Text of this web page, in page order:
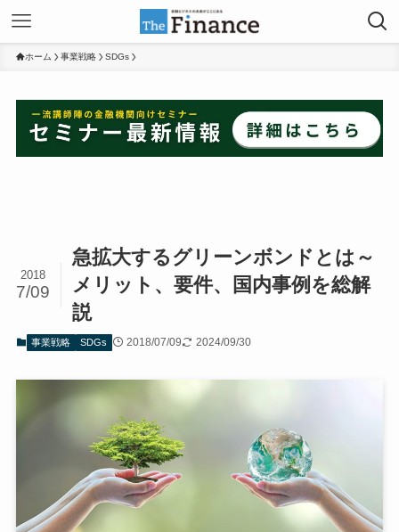
ホーム 事業戦略 SDGs
急拡大するグリーンボンドとは～
メリット、要件、国内事例を総解
説
2018
7/09
事業戦略 SDGs 2018/07/09 2024/09/30